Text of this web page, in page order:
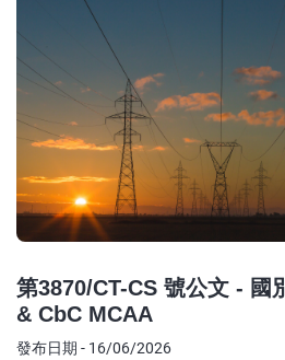
第3870/CT-CS 號公文 - 國
& CbC MCAA
發布日期 - 16/06/2026